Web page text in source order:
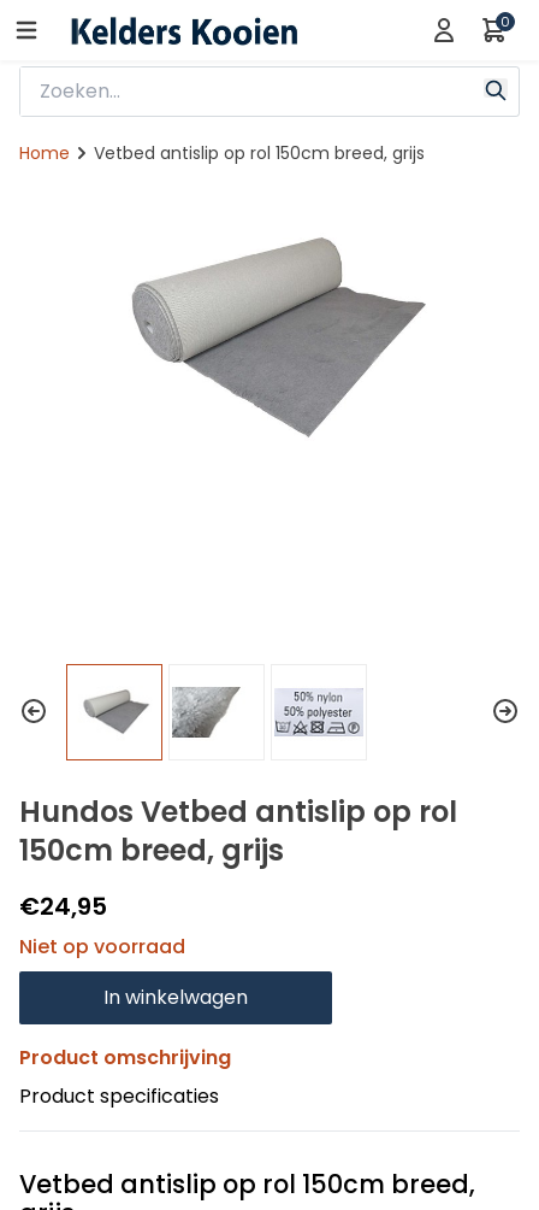
0
Home Vetbed antislip op rol 150cm breed, grijs
Hundos Vetbed antislip op rol
150cm breed, grijs
€24,95
Niet op voorraad
In winkelwagen
Product omschrijving
Product specificaties
Vetbed antislip op rol 150cm breed,